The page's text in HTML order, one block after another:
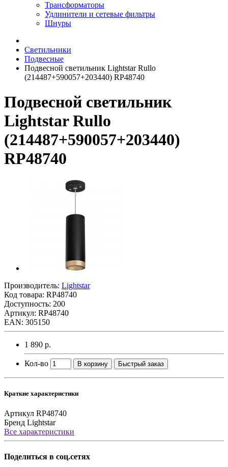
Трансформаторы
Удлинители и сетевые фильтры
Шнуры
Светильники
Подвесные
Подвесной светильник Lightstar Rullo
(214487+590057+203440) RP48740
Подвесной светильник
Lightstar Rullo
(214487+590057+203440)
RP48740
Производитель: Lightstar
Код товара: RP48740
Доступность: 200
Артикул: RP48740
EAN: 305150
1 890 р.
Кол-во В корзину Быстрый заказ
Краткие характеристики
Артикул RP48740
Бренд Lightstar
Все характеристики
Поделиться в соц.сетях